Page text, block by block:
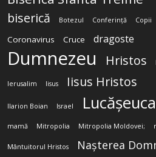
biserică Botezul Conferință Copii
Coronavirus
Cruce dragoste
Dumnezeu Hristos
Ierusalim Iisus Iisus Hristos
Ilarion Boian Israel Lucășeuca
mamă Mitropolia Mitropolia Moldovei;
Mântuitorul Hristos Nașterea